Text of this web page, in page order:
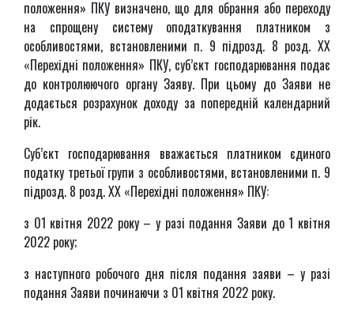
положення» ПКУ визначено, що для обрання або переходу
на спрощену систему оподаткування платником з
особливостями, встановленими п. 9 підрозд. 8 розд. ХХ
«Перехідні положення» ПКУ, суб’єкт господарювання подає
до контролюючого органу Заяву. При цьому до Заяви не
додається розрахунок доходу за попередній календарний
рік.
Суб’єкт господарювання вважається платником єдиного
податку третьої групи з особливостями, встановленими п. 9
підрозд. 8 розд. ХХ «Перехідні положення» ПКУ:
з 01 квітня 2022 року – у разі подання Заяви до 1 квітня
2022 року;
з наступного робочого дня після подання заяви – у разі
подання Заяви починаючи з 01 квітня 2022 року.